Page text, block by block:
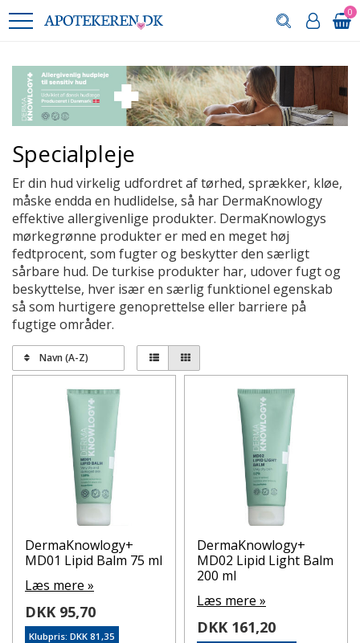
0
Specialpleje
Er din hud virkelig udfordret af tørhed, sprækker, kløe,
måske endda en hudlidelse, så har DermaKnowlogy
effektive allergivenlige produkter. DermaKnowlogys
mørkegrønne produkter er med en meget høj
fedtprocent, som fugter og beskytter den særligt
sårbare hud. De turkise produkter har, udover fugt og
beskyttelse, hver især en særlig funktionel egenskab
så som hurtigere genoprettelse eller barriere på
fugtige områder.
Navn (A-Z)
DermaKnowlogy+
MD01 Lipid Balm 75 ml
Læs mere »
DKK 95,70
Klubpris: DKK 81,35
DermaKnowlogy+
MD02 Lipid Light Balm
200 ml
Læs mere »
DKK 161,20